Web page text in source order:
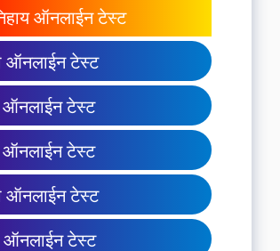
ऑनलाईन टेस्ट
ऑनलाईन टेस्ट
ऑनलाईन टेस्ट
ऑनलाईन टेस्ट
ऑनलाईन टेस्ट
ऑनलाईन टेस्ट